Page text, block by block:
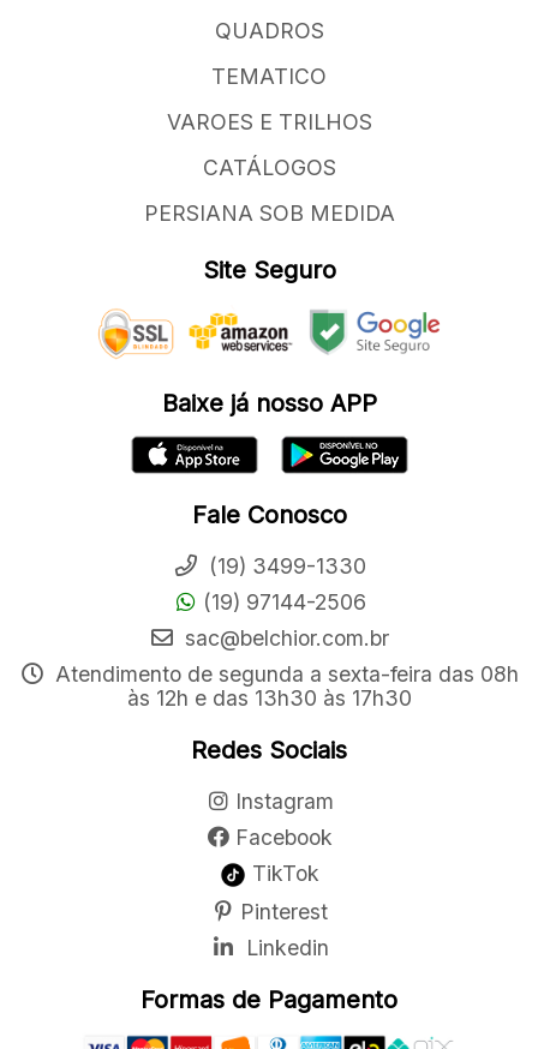
QUADROS
TEMATICO
VAROES E TRILHOS
CATÁLOGOS
PERSIANA SOB MEDIDA
Site Seguro
Baixe já nosso APP
Fale Conosco
(19) 3499-1330
(19) 97144-2506
sac@belchior.com.br
Atendimento de segunda a sexta-feira das 08h
às 12h e das 13h30 às 17h30
Redes Sociais
Instagram
Facebook
TikTok
Pinterest
Linkedin
Formas de Pagamento